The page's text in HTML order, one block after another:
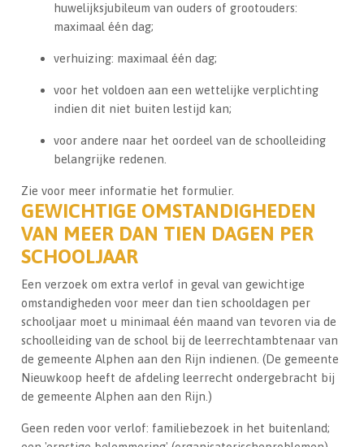
huwelijksjubileum van ouders of grootouders:
maximaal één dag;
verhuizing: maximaal één dag;
voor het voldoen aan een wettelijke verplichting
indien dit niet buiten lestijd kan;
voor andere naar het oordeel van de schoolleiding
belangrijke redenen.
Zie voor meer informatie het formulier.
GEWICHTIGE OMSTANDIGHEDEN
VAN MEER DAN TIEN DAGEN PER
SCHOOLJAAR
Een verzoek om extra verlof in geval van gewichtige
omstandigheden voor meer dan tien schooldagen per
schooljaar moet u minimaal één maand van tevoren via de
schoolleiding van de school bij de leerrechtambtenaar van
de gemeente Alphen aan den Rijn indienen. (De gemeente
Nieuwkoop heeft de afdeling leerrecht ondergebracht bij
de gemeente Alphen aan den Rijn.)
Geen reden voor verlof: familiebezoek in het buitenland;